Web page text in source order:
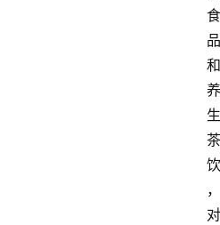
食
品
和
养
生
茶
饮
，
对